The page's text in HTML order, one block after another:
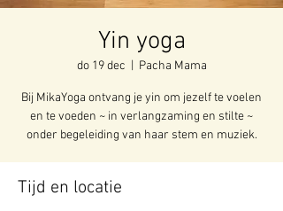
Yin yoga
do 19 dec Pacha Mama
Bij MikaYoga ontvang je yin om jezelf te voelen
en te voeden ~ in verlangzaming en stilte ~
onder begeleiding van haar stem en muziek.
Tijd en locatie